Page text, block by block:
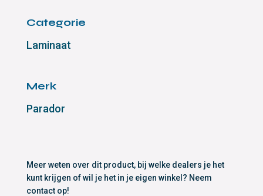
Categorie
Laminaat
Merk
Parador
Meer weten over dit product, bij welke dealers je het
kunt krijgen of wil je het in je eigen winkel? Neem
contact op!